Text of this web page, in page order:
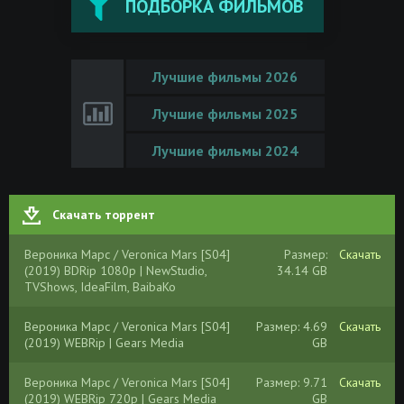
ПОДБОРКА ФИЛЬМОВ
Лучшие фильмы 2026
Лучшие фильмы 2025
Лучшие фильмы 2024
Скачать торрент
Вероника Марс / Veronica Mars [S04]
(2019) BDRip 1080p | NewStudio,
TVShows, IdeaFilm, BaibaKo
Размер:
34.14 GB
Скачать
Вероника Марс / Veronica Mars [S04]
(2019) WEBRip | Gears Media
Размер: 4.69
GB
Скачать
Вероника Марс / Veronica Mars [S04]
(2019) WEBRip 720p | Gears Media
Размер: 9.71
GB
Скачать